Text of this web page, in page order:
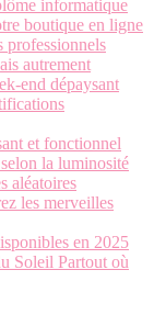
informatique
boutique en ligne
professionnels
autrement
end dépaysant
et fonctionnel
la luminosité
aléatoires
les merveilles
en 2025
Soleil Partout où